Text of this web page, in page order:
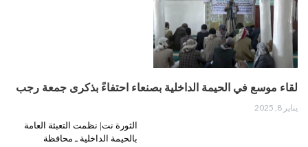
لقاء موسع في الحيمة الداخلية بصنعاء احتفاءً بذكرى جمعة رجب
يناير 8, 2025
الثورة نت| نظمت التعبئة العامة
بالحيمة الداخلية ـ محافظة